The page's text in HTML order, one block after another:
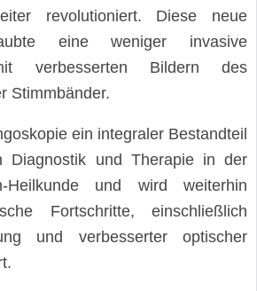
revolutioniert. Diese neue
eine weniger invasive
verbesserten Bildern des
Stimmbänder.
ein integraler Bestandteil
Diagnostik und Therapie in der
Heilkunde und wird weiterhin
Fortschritte, einschließlich
und verbesserter optischer